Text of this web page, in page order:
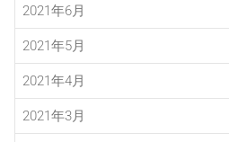
2021年6月
2021年5月
2021年4月
2021年3月